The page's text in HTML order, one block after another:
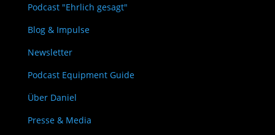
Podcast "Ehrlich gesagt"
Blog & Impulse
Newsletter
Podcast Equipment Guide
Über Daniel
Presse & Media